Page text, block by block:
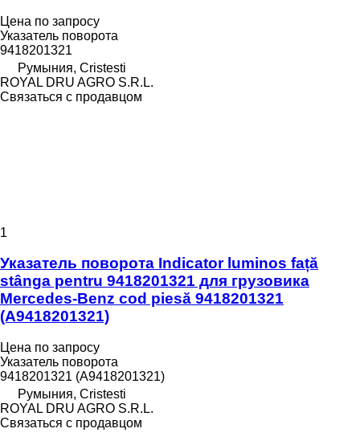
Цена по запросу
Указатель поворота
9418201321
Румыния, Cristesti
ROYAL DRU AGRO S.R.L.
Связаться с продавцом
1
Указатель поворота Indicator luminos față
stânga pentru 9418201321 для грузовика
Mercedes-Benz cod piesă 9418201321
(A9418201321)
Цена по запросу
Указатель поворота
9418201321 (A9418201321)
Румыния, Cristesti
ROYAL DRU AGRO S.R.L.
Связаться с продавцом